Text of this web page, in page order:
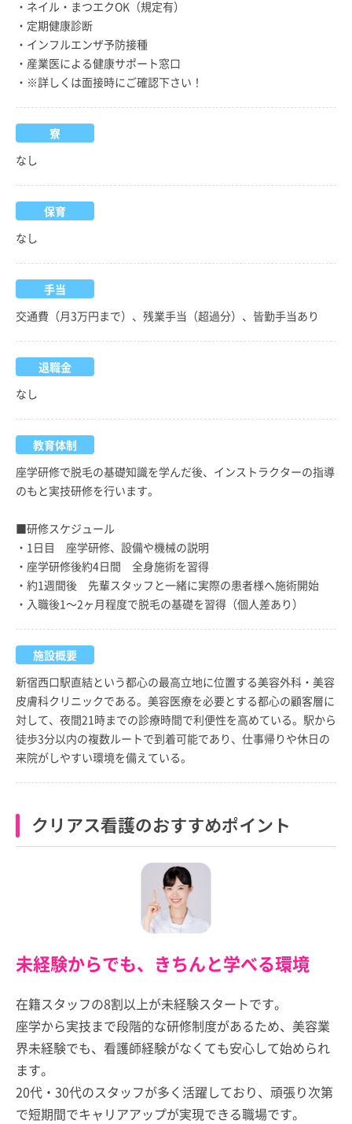
・ネイル・まつエクOK（規定有）
・定期健康診断
・インフルエンザ予防接種
・産業医による健康サポート窓口
・※詳しくは面接時にご確認下さい！
寮
なし
保育
なし
手当
交通費（月3万円まで）、残業手当（超過分）、皆勤手当あり
退職金
なし
教育体制
座学研修で脱毛の基礎知識を学んだ後、インストラクターの指導
のもと実技研修を行います。
■研修スケジュール
・1日目 座学研修、設備や機械の説明
・座学研修後約4日間 全身施術を習得
・約1週間後 先輩スタッフと一緒に実際の患者様へ施術開始
・入職後1～2ヶ月程度で脱毛の基礎を習得（個人差あり）
施設概要
新宿西口駅直結という都心の最高立地に位置する美容外科・美容
皮膚科クリニックである。美容医療を必要とする都心の顧客層に
対して、夜間21時までの診療時間で利便性を高めている。駅から
徒歩3分以内の複数ルートで到着可能であり、仕事帰りや休日の
来院がしやすい環境を備えている。
クリアス看護のおすすめポイント
未経験からでも、きちんと学べる環境
在籍スタッフの8割以上が未経験スタートです。
座学から実技まで段階的な研修制度があるため、美容業
界未経験でも、看護師経験がなくても安心して始められ
ます。
20代・30代のスタッフが多く活躍しており、頑張り次第
で短期間でキャリアアップが実現できる職場です。